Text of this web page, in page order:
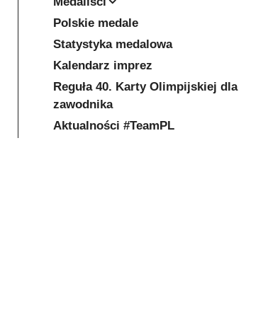
Polskie medale
Statystyka medalowa
Kalendarz imprez
Reguła 40. Karty Olimpijskiej dla
zawodnika
Aktualności #TeamPL